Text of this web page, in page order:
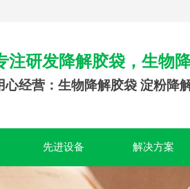
注研发降解胶袋，生物
心经营：生物降解胶袋 淀粉降
先进设备 解决方案